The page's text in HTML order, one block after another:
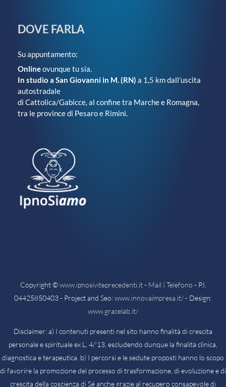
DOVE FARLA
Su appuntamento:
Onlineovunque tu sia.
In studio a San Giovanni in M. (RN) a 1,5 km dall’uscita
autostradale
di Cattolica/Gabicce, al confine tra Marche e Romagna,
tra le province di Pesaro e Rimini.
Copyright ©www.ipnosiviteprecedenti.it- Mail | Telefono - P.I.
04425850403 - Project and Seo:www.innovaimpresa.it/- Design:
www.gracelab.it/
Disclaimer: a) I contenuti presenti nel sito hanno finalità di crescita
personale e spirituale ex L. 4/'13, escludendo dunque la finalità clinica,
diagnostica e terapeutica. b) I percorsi e le sedute proposti hanno lo scopo
di favorire la promozione del processo di trasformazione, di evoluzione e di
crescita della coscienza di Sé anche grazie al recupero consapevole di